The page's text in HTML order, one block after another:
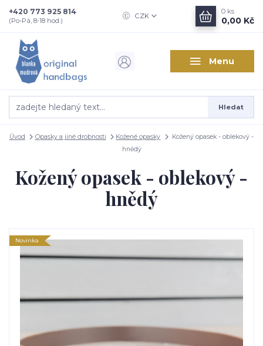
Menu
CZK
Hledat
+420 773 925 814
(Po-Pá, 8-18 hod.)
0 ks
0,00 Kč
Úvod Opasky a jiné drobnosti Kožené opasky
Kožený opasek - oblekový -
hnědý
Kožený opasek - oblekový -
hnědý
Novinka